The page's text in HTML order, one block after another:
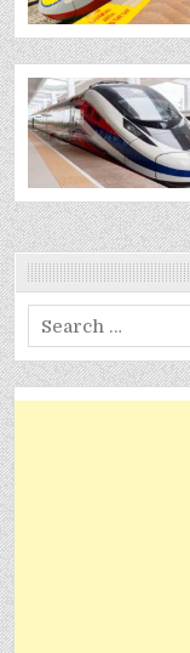
Search
for: